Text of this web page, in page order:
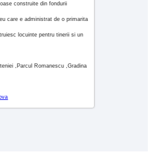
construite din fondurii
care e administrat de o primarita
locuinte pentru tinerii si un
,Parcul Romanescu ,Gradina